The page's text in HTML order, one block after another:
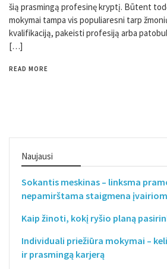
šią prasmingą profesinę kryptį. Būtent
mokymai tampa vis populiaresni tarp
kvalifikaciją, pakeisti profesiją arba
[…]
READ MORE
Naujausi
Sokantis meskinas – linksma
nepamirštama staigmena
Kaip žinoti, kokį ryšio planą
Individuali priežiūra mokymai –
ir prasmingą karjerą